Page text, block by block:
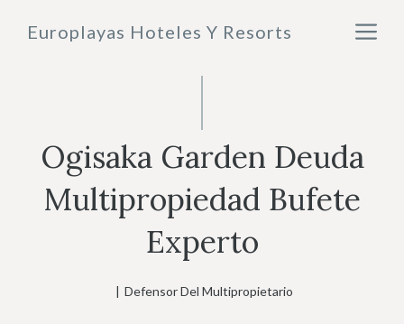
Europlayas Hoteles Y Resorts
Ogisaka Garden Deuda
Multipropiedad Bufete
Experto
| Defensor Del Multipropietario